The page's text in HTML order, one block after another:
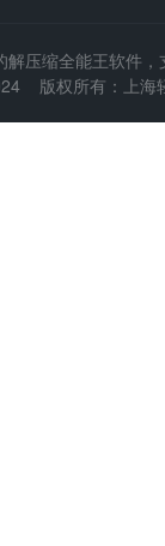
解压缩全能王软件
版权所有：上